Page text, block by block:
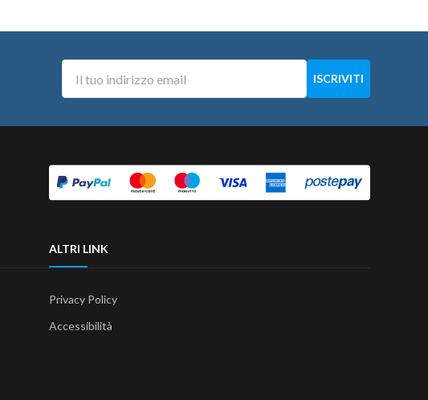
ALTRI LINK
Privacy Policy
Accessibilità